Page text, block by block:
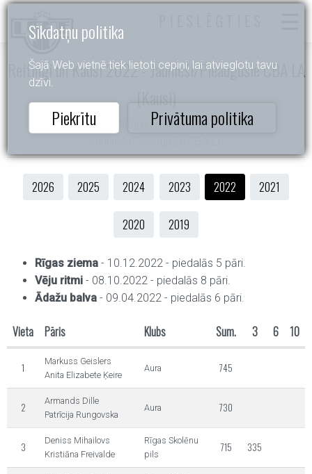
Sīkdatņu politika
Šajā Web vietnē tiek lietoti cepiņi, lai atvieglotu tavu
dzīvi.
Piekrītu Privātuma politika
Reitingi un Kausi 2022 - Jaunieši/Pieaugušie CBA LA
(Kausi)
Sākums- Reitingi un Kausi - 2022 - Kausi -
2026 2025 2024 2023 2022 2021
2020 2019
Rīgas ziema - 10.12.2022 - piedalās 5 pāri.
Vēju ritmi - 08.10.2022 - piedalās 8 pāri.
Ādažu balva - 09.04.2022 - piedalās 6 pāri.
Vieta Pāris Klubs Sum. 3 6 10
1
Markuss Geislers
Anita Elizabete Ķeire
Aura 745
2
Armands Dille
Patrīcija Rungovska
Aura 730
3
Deniss Mihailovs
Kristiāna Freivalde
Rīgas Skolēnu
pils
715 335